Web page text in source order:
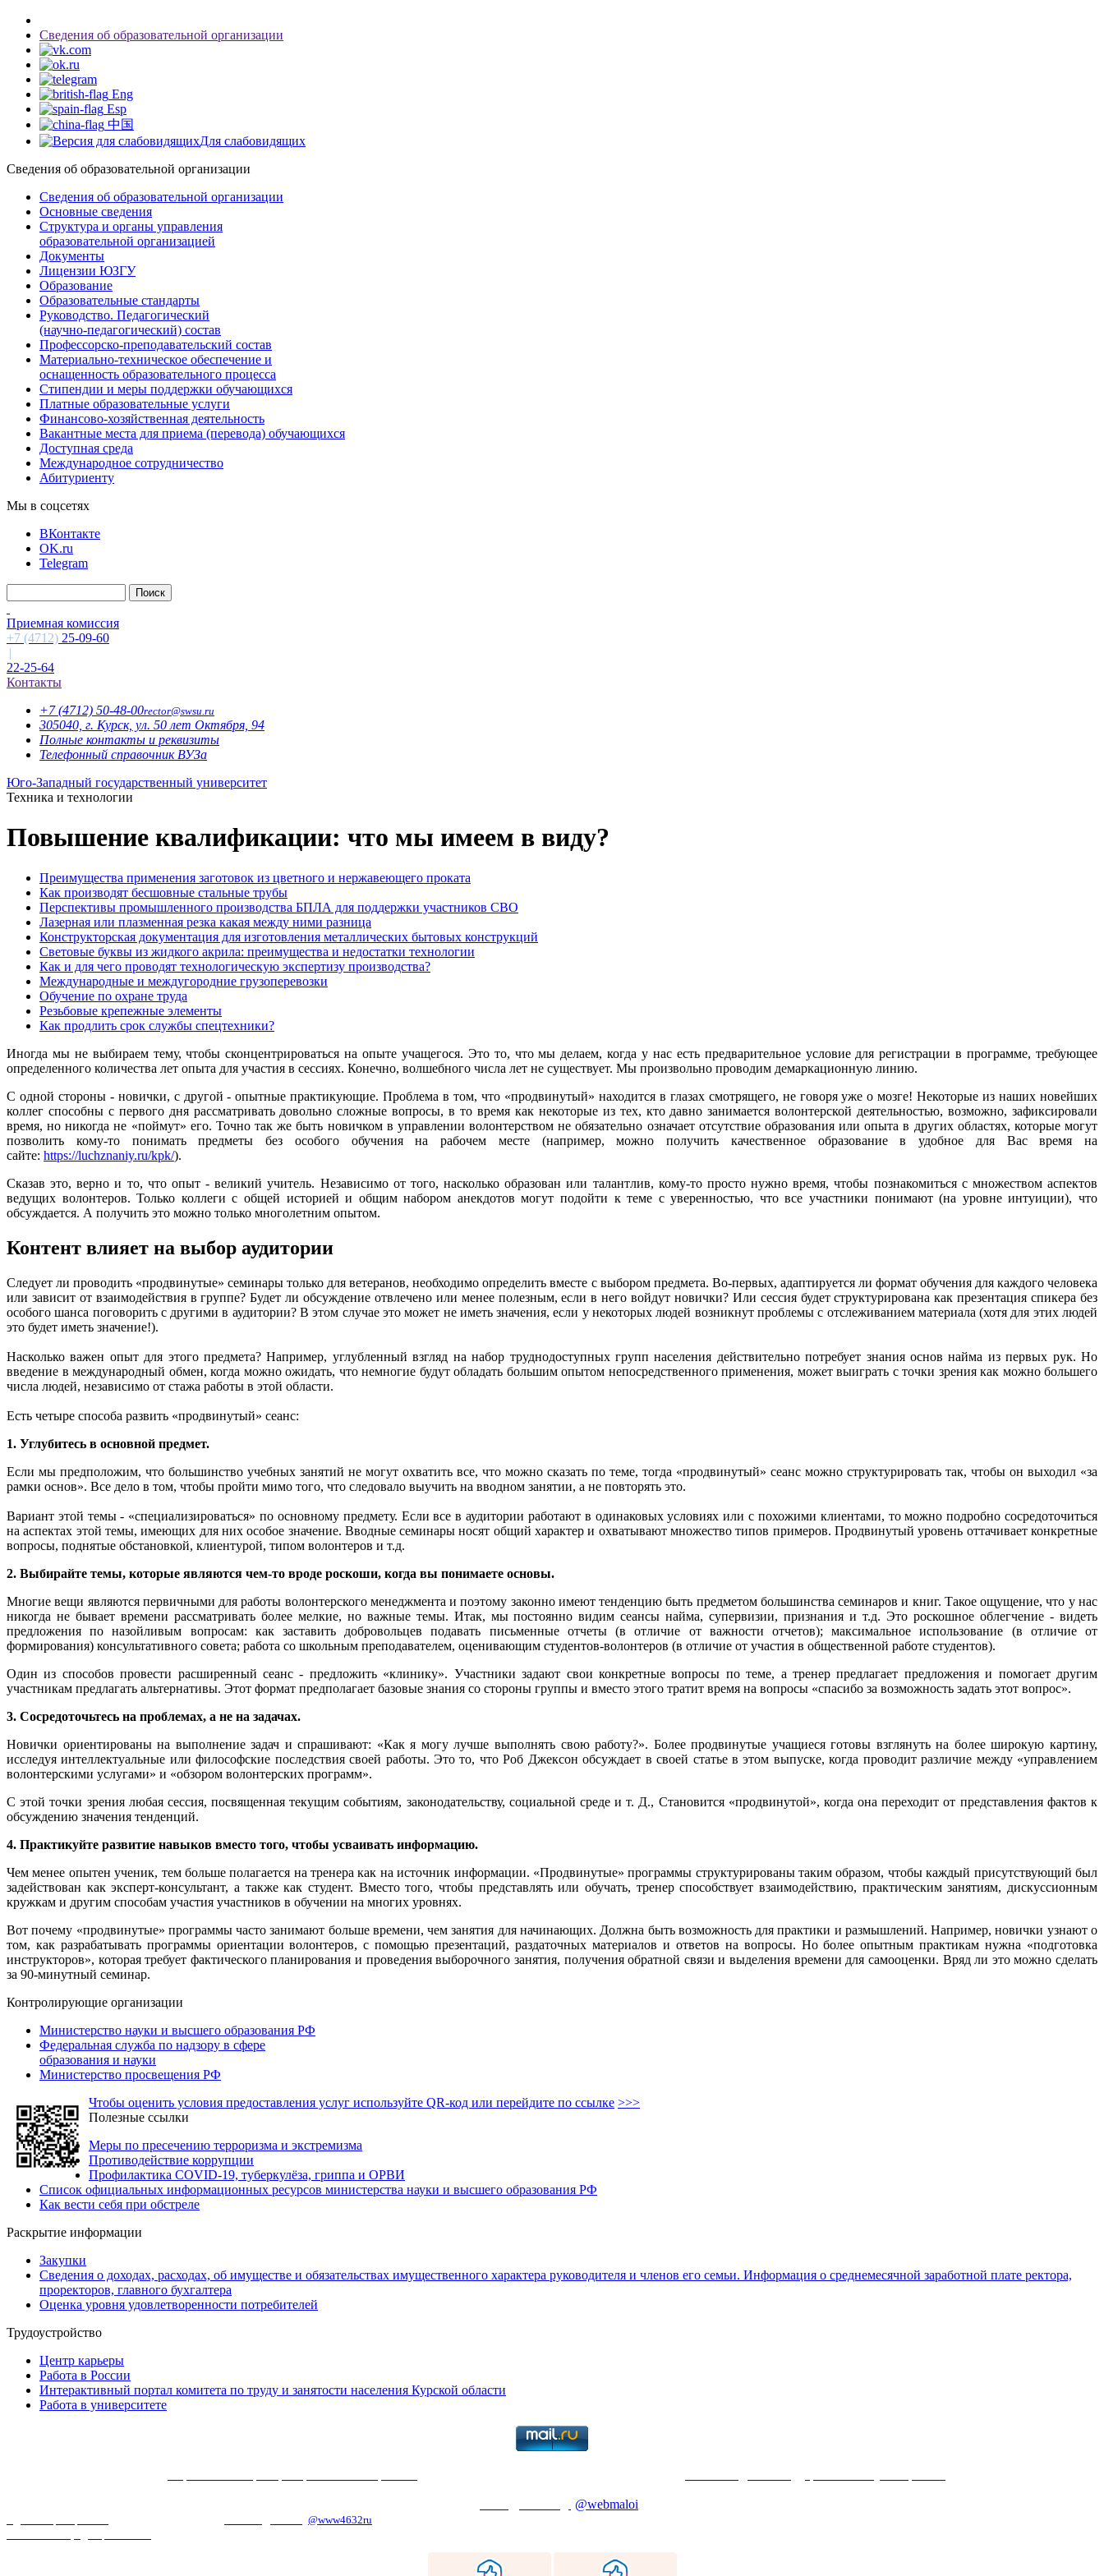
Сведения об образовательной организации
Eng
Esp
中国
Для слабовидящих
Сведения об образовательной организации
Сведения об образовательной организации
Основные сведения
Структура и органы управления
образовательной организацией
Документы
Лицензии ЮЗГУ
Образование
Образовательные стандарты
Руководство. Педагогический
(научно-педагогический) состав
Профессорско-преподавательский состав
Материально-техническое обеспечение и
оснащенность образовательного процесса
Стипендии и меры поддержки обучающихся
Платные образовательные услуги
Финансово-хозяйственная деятельность
Вакантные места для приема (перевода) обучающихся
Доступная среда
Международное сотрудничество
Абитуриенту
Мы в соцсетях
ВКонтакте
OK.ru
Telegram
Приемная комиссия
+7 (4712) 25-09-60
|
22-25-64
Контакты
+7 (4712) 50-48-00rector@swsu.ru
305040, г. Курск, ул. 50 лет Октября, 94
Полные контакты и реквизиты
Телефонный справочник ВУЗа
Юго-Западный государственный университет
Техника и технологии
Повышение квалификации: что мы имеем в виду?
Преимущества применения заготовок из цветного и нержавеющего проката
Как производят бесшовные стальные трубы
Перспективы промышленного производства БПЛА для поддержки участников СВО
Лазерная или плазменная резка какая между ними разница
Конструкторская документация для изготовления металлических бытовых конструкций
Световые буквы из жидкого акрила: преимущества и недостатки технологии
Как и для чего проводят технологическую экспертизу производства?
Международные и междугородние грузоперевозки
Обучение по охране труда
Резьбовые крепежные элементы
Как продлить срок службы спецтехники?
Иногда мы не выбираем тему, чтобы сконцентрироваться на опыте учащегося. Это то, что мы делаем, когда у нас есть предварительное условие для регистрации в программе, требующее
определенного количества лет опыта для участия в сессиях. Конечно, волшебного числа лет не существует. Мы произвольно проводим демаркационную линию.
С одной стороны - новички, с другой - опытные практикующие. Проблема в том, что «продвинутый» находится в глазах смотрящего, не говоря уже о мозге! Некоторые из наших новейших
коллег способны с первого дня рассматривать довольно сложные вопросы, в то время как некоторые из тех, кто давно занимается волонтерской деятельностью, возможно, зафиксировали
время, но никогда не «поймут» его. Точно так же быть новичком в управлении волонтерством не обязательно означает отсутствие образования или опыта в других областях, которые могут
позволить кому-то понимать предметы без особого обучения на рабочем месте (например, можно получить качественное образование в удобное для Вас время на
сайте: https://luchznaniy.ru/kpk/).
Сказав это, верно и то, что опыт - великий учитель. Независимо от того, насколько образован или талантлив, кому-то просто нужно время, чтобы познакомиться с множеством аспектов
ведущих волонтеров. Только коллеги с общей историей и общим набором анекдотов могут подойти к теме с уверенностью, что все участники понимают (на уровне интуиции), что
обсуждается. А получить это можно только многолетним опытом.
Контент влияет на выбор аудитории
Следует ли проводить «продвинутые» семинары только для ветеранов, необходимо определить вместе с выбором предмета. Во-первых, адаптируется ли формат обучения для каждого человека
или зависит от взаимодействия в группе? Будет ли обсуждение отвлечено или менее полезным, если в него войдут новички? Или сессия будет структурирована как презентация спикера без
особого шанса поговорить с другими в аудитории? В этом случае это может не иметь значения, если у некоторых людей возникнут проблемы с отслеживанием материала (хотя для этих людей
это будет иметь значение!).
Насколько важен опыт для этого предмета? Например, углубленный взгляд на набор труднодоступных групп населения действительно потребует знания основ найма из первых рук. Но
введение в международный обмен, когда можно ожидать, что немногие будут обладать большим опытом непосредственного применения, может выиграть с точки зрения как можно большего
числа людей, независимо от стажа работы в этой области.
Есть четыре способа развить «продвинутый» сеанс:
1. Углубитесь в основной предмет.
Если мы предположим, что большинство учебных занятий не могут охватить все, что можно сказать по теме, тогда «продвинутый» сеанс можно структурировать так, чтобы он выходил «за
рамки основ». Все дело в том, чтобы пройти мимо того, что следовало выучить на вводном занятии, а не повторять это.
Вариант этой темы - «специализироваться» по основному предмету. Если все в аудитории работают в одинаковых условиях или с похожими клиентами, то можно подробно сосредоточиться
на аспектах этой темы, имеющих для них особое значение. Вводные семинары носят общий характер и охватывают множество типов примеров. Продвинутый уровень оттачивает конкретные
вопросы, поднятые обстановкой, клиентурой, типом волонтеров и т.д.
2. Выбирайте темы, которые являются чем-то вроде роскоши, когда вы понимаете основы.
Многие вещи являются первичными для работы волонтерского менеджмента и поэтому законно имеют тенденцию быть предметом большинства семинаров и книг. Такое ощущение, что у нас
никогда не бывает времени рассматривать более мелкие, но важные темы. Итак, мы постоянно видим сеансы найма, супервизии, признания и т.д. Это роскошное облегчение - видеть
предложения по назойливым вопросам: как заставить добровольцев подавать письменные отчеты (в отличие от важности отчетов); максимальное использование (в отличие от
формирования) консультативного совета; работа со школьным преподавателем, оценивающим студентов-волонтеров (в отличие от участия в общественной работе студентов).
Один из способов провести расширенный сеанс - предложить «клинику». Участники задают свои конкретные вопросы по теме, а тренер предлагает предложения и помогает другим
участникам предлагать альтернативы. Этот формат предполагает базовые знания со стороны группы и вместо этого тратит время на вопросы «спасибо за возможность задать этот вопрос».
3. Сосредоточьтесь на проблемах, а не на задачах.
Новички ориентированы на выполнение задач и спрашивают: «Как я могу лучше выполнять свою работу?». Более продвинутые учащиеся готовы взглянуть на более широкую картину,
исследуя интеллектуальные или философские последствия своей работы. Это то, что Роб Джексон обсуждает в своей статье в этом выпуске, когда проводит различие между «управлением
волонтерскими услугами» и «обзором волонтерских программ».
С этой точки зрения любая сессия, посвященная текущим событиям, законодательству, социальной среде и т. Д., Становится «продвинутой», когда она переходит от представления фактов к
обсуждению значения тенденций.
4. Практикуйте развитие навыков вместо того, чтобы усваивать информацию.
Чем менее опытен ученик, тем больше полагается на тренера как на источник информации. «Продвинутые» программы структурированы таким образом, чтобы каждый присутствующий был
задействован как эксперт-консультант, а также как студент. Вместо того, чтобы представлять или обучать, тренер способствует взаимодействию, практическим занятиям, дискуссионным
кружкам и другим способам участия участников в обучении на многих уровнях.
Вот почему «продвинутые» программы часто занимают больше времени, чем занятия для начинающих. Должна быть возможность для практики и размышлений. Например, новички узнают о
том, как разрабатывать программы ориентации волонтеров, с помощью презентаций, раздаточных материалов и ответов на вопросы. Но более опытным практикам нужна «подготовка
инструкторов», которая требует фактического планирования и проведения выборочного занятия, получения обратной связи и выделения времени для самооценки. Вряд ли это можно сделать
за 90-минутный семинар.
Контролирующие организации
Министерство науки и высшего образования РФ
Федеральная служба по надзору в сфере
образования и науки
Министерство просвещения РФ
Чтобы оценить условия предоставления услуг используйте QR-код или перейдите по ссылке >>>
Полезные ссылки
Меры по пресечению терроризма и экстремизма
Противодействие коррупции
Профилактика COVID-19, туберкулёза, гриппа и ОРВИ
Список официальных информационных ресурсов министерства науки и высшего образования РФ
Как вести себя при обстреле
Раскрытие информации
Закупки
Сведения о доходах, расходах, об имуществе и обязательствах имущественного характера руководителя и членов его семьи. Информация о среднемесячной заработной плате ректора,
проректоров, главного бухгалтера
Оценка уровня удовлетворенности потребителей
Трудоустройство
Центр карьеры
Работа в России
Интерактивный портал комитета по труду и занятости населения Курской области
Работа в университете
@webmaloi
@www4632ru